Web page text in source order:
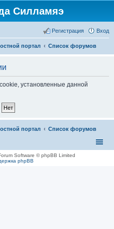
Силламяэ
Вход
Регистрация
портал Список форумов
установленные данной
портал Список форумов
Software © phpBB Limited
phpBB